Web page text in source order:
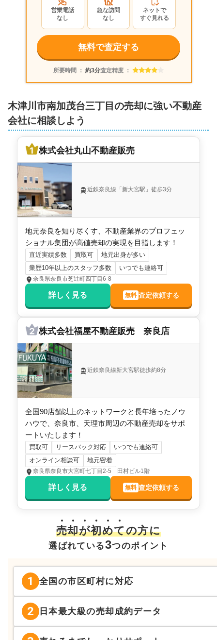
営業電話
なし
急な訪問
なし
ネットで
すぐ見れる
無料で査定する
所要時間 ： 約3分査定精度 ：
木津川市南加茂台三丁目の売却に強い不動産
会社に相談しよう
株式会社丸山不動産販売
近鉄奈良線「新大宮駅」徒歩3分
地元奈良を知り尽くす、不動産業界のプロフェッ
ショナル集団が高値売却の実現を目指します！
直近実績多数 買取可
地元出身が多い
業歴10年以上のスタッフ多数
いつでも連絡可
奈良県奈良市芝辻町四丁目6-8
詳しく見る 無料 査定依頼する
株式会社福屋不動産販売 奈良店
近鉄奈良線新大宮駅徒歩約8分
全国90店舗以上のネットワークと長年培ったノウ
ハウで、奈良市、天理市周辺の不動産売却をサポ
ートいたします！
買取可 リースバック対応
いつでも連絡可
オンライン相談可
地元密着
奈良県奈良市大宮町七丁目2-5 田村ビル1階
詳しく見る 無料 査定依頼する
売却が初めての方に
選ばれている3つのポイント
1 全国の市区町村に対応
2 日本最大級の売却成約データ